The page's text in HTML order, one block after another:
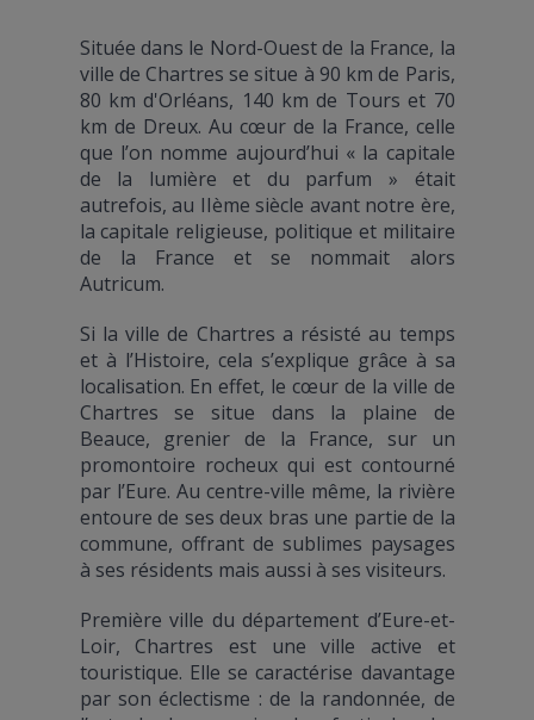
Située dans le Nord-Ouest de la France, la
ville de Chartres se situe à 90 km de Paris,
80 km d'Orléans, 140 km de Tours et 70
km de Dreux. Au cœur de la France, celle
que l’on nomme aujourd’hui « la capitale
de la lumière et du parfum » était
autrefois, au IIème siècle avant notre ère,
la capitale religieuse, politique et militaire
de la France et se nommait alors
Autricum.
Si la ville de Chartres a résisté au temps
et à l’Histoire, cela s’explique grâce à sa
localisation. En effet, le cœur de la ville de
Chartres se situe dans la plaine de
Beauce, grenier de la France, sur un
promontoire rocheux qui est contourné
par l’Eure. Au centre-ville même, la rivière
entoure de ses deux bras une partie de la
commune, offrant de sublimes paysages
à ses résidents mais aussi à ses visiteurs.
Première ville du département d’Eure-et-
Loir, Chartres est une ville active et
touristique. Elle se caractérise davantage
par son éclectisme : de la randonnée, de